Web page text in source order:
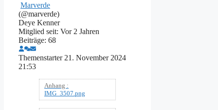
Marverde
(@marverde)
Deye Kenner
Mitglied seit: Vor 2 Jahren
Beiträge: 68
Themenstarter 21. November 2024
21:53
Anhang :
IMG_3507.png